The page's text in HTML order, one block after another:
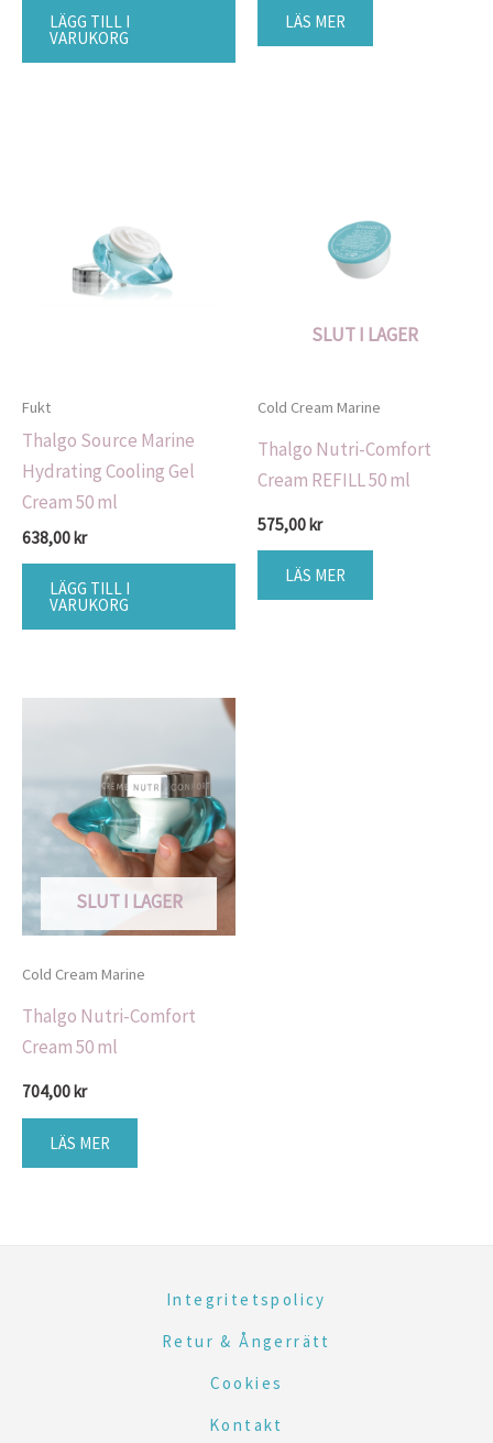
LÄGG TILL I
VARUKORG
LÄS MER
Fukt
Thalgo Source Marine
Hydrating Cooling Gel
Cream 50 ml
638,00kr
LÄGG TILL I
VARUKORG
SLUT I LAGER
Cold Cream Marine
Thalgo Nutri-Comfort
Cream REFILL 50 ml
575,00kr
LÄS MER
SLUT I LAGER
Cold Cream Marine
Thalgo Nutri-Comfort
Cream 50 ml
704,00kr
LÄS MER
Integritetspolicy
Retur & Ångerrätt
Cookies
Kontakt